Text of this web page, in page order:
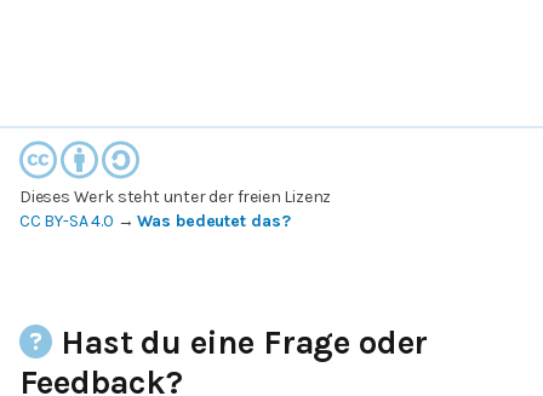
Dieses Werk steht unter der freien Lizenz
CC BY-SA 4.0 →Was bedeutet das?
Hast du eine Frage oder
Feedback?